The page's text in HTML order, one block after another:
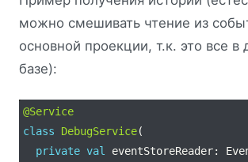
можно смешивать чтение из
основной проекции, т.к. это все в
базе):
@Service
class
DebugService
private val